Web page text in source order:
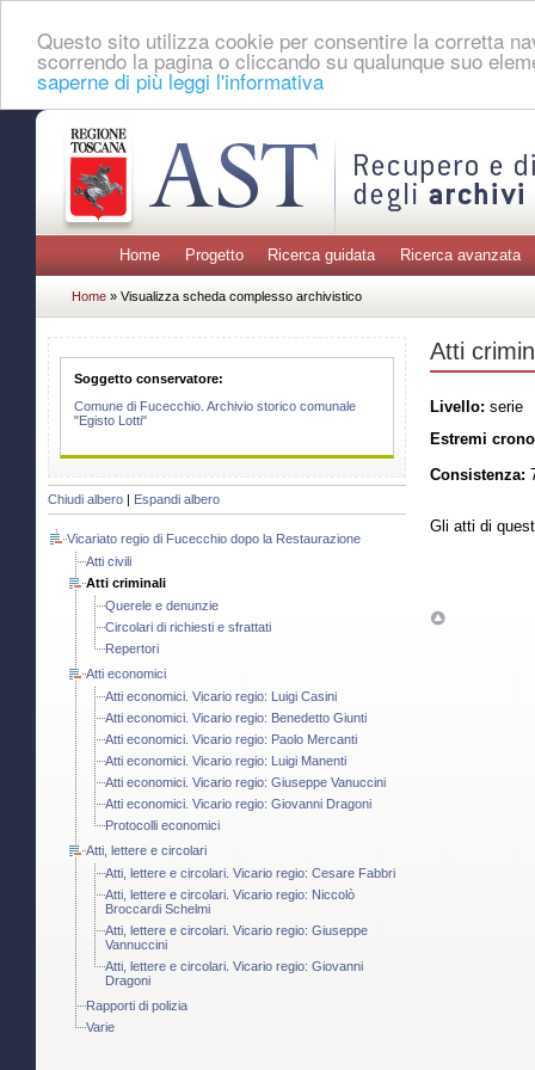
Questo sito utilizza cookie per consentire la corretta
scorrendo la pagina o cliccando su qualunque suo
saperne di più leggi l'informativa
Home Progetto Ricerca guidata Ricerca avanzata
Home » Visualizza scheda complesso archivistico
Soggetto conservatore:
Comune di Fucecchio. Archivio storico comunale
"Egisto Lotti"
Chiudi albero Espandi albero
Vicariato regio di Fucecchio dopo la Restaurazione
Atti civili
Atti criminali
Querele e denunzie
Circolari di richiesti e sfrattati
Repertori
Atti economici
Atti economici. Vicario regio: Luigi Casini
Atti economici. Vicario regio: Benedetto Giunti
Atti economici. Vicario regio: Paolo Mercanti
Atti economici. Vicario regio: Luigi Manenti
Atti economici. Vicario regio: Giuseppe Vanuccini
Atti economici. Vicario regio: Giovanni Dragoni
Protocolli economici
Atti, lettere e circolari
Atti, lettere e circolari. Vicario regio: Cesare Fabbri
Atti, lettere e circolari. Vicario regio: Niccolò
Broccardi Schelmi
Atti, lettere e circolari. Vicario regio: Giuseppe
Vannuccini
Atti, lettere e circolari. Vicario regio: Giovanni
Dragoni
Rapporti di polizia
Varie
Atti
Livello: serie
Estremi
Consistenza:
Gli atti di